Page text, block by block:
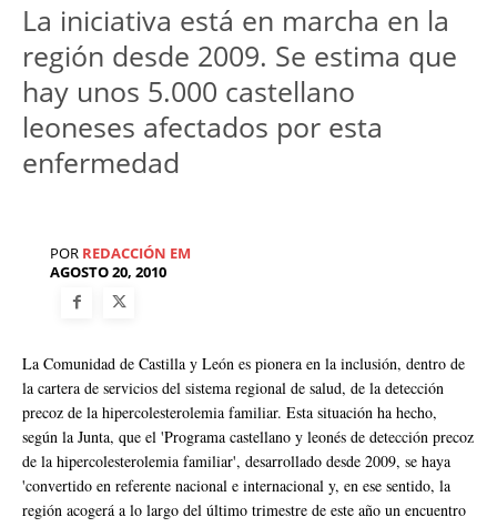
La iniciativa está en marcha en la
región desde 2009. Se estima que
hay unos 5.000 castellano
leoneses afectados por esta
enfermedad
POR REDACCIÓN EM
AGOSTO 20, 2010
La Comunidad de Castilla y León es pionera en la inclusión, dentro de
la cartera de servicios del sistema regional de salud, de la detección
precoz de la hipercolesterolemia familiar. Esta situación ha hecho,
según la Junta, que el 'Programa castellano y leonés de detección precoz
de la hipercolesterolemia familiar', desarrollado desde 2009, se haya
'convertido en referente nacional e internacional y, en ese sentido, la
región acogerá a lo largo del último trimestre de este año un encuentro